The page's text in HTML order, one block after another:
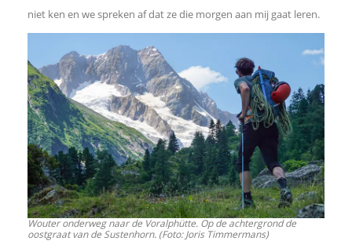
niet ken en we spreken af dat ze die morgen aan mij gaat leren.
Wouter onderweg naar de Voralphütte. Op de achtergrond de
oostgraat van de Sustenhorn. (Foto: Joris Timmermans)